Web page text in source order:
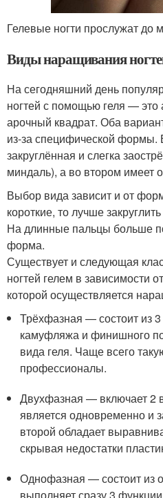
Гелевые ногти прослужат до
Виды наращивания
На сегодняшний день
ногтей с помощью геля —
арочный квадрат. Оба
из-за специфической формы.
закруглённая и слегка
миндаль), а во втором имеет
Выбор вида зависит и от
короткие, то лучше
На длинные пальцы больше
форма.
Существует и следующая
ногтей гелем в зависимости
которой осуществляется
Трёхфазная — состоит из
камуфляжа и финишного
вида геля. Чаще всего
профессионалы.
Двухфазная — включает 2
является одновременно и
второй обладает
скрывая недостатки
Однофазная — состоит из
выполняет сразу 3 функции.